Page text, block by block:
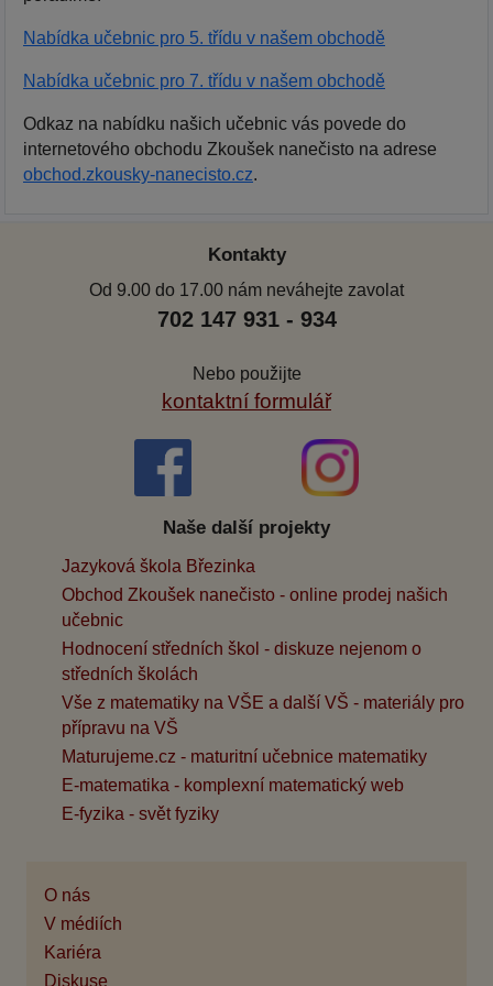
Nabídka učebnic pro 5. třídu v našem obchodě
Nabídka učebnic pro 7. třídu v našem obchodě
Odkaz na nabídku našich učebnic vás povede do
internetového obchodu Zkoušek nanečisto na adrese
obchod.zkousky-nanecisto.cz.
Kontakty
Od 9.00 do 17.00 nám neváhejte zavolat
702 147 931 - 934
Nebo použijte
kontaktní formulář
Naše další projekty
Jazyková škola Březinka
Obchod Zkoušek nanečisto - online prodej našich
učebnic
Hodnocení středních škol - diskuze nejenom o
středních školách
Vše z matematiky na VŠE a další VŠ - materiály pro
přípravu na VŠ
Maturujeme.cz - maturitní učebnice matematiky
E-matematika - komplexní matematický web
E-fyzika - svět fyziky
O nás
V médiích
Kariéra
Diskuse